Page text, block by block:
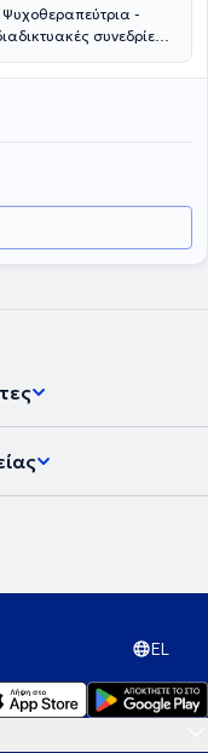
Ψυχοθεραπεύτρια -
συνεδρίες.
άδεια ασκήσεως
με
Ψυχοθεραπεία καθώς
το
(ΨΝΑ) του 18
Εξαρτήσεων", καθώς
στο τμήμα
ΑΝΩ. Επιπρόσθετα,
συμμετάσχει σε
Προσανατολισμό
Ενηλίκων και ασκεί
EL